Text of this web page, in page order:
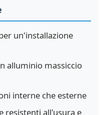
un'installazione
alluminio massiccio
interne che esterne
resistenti all'usura e